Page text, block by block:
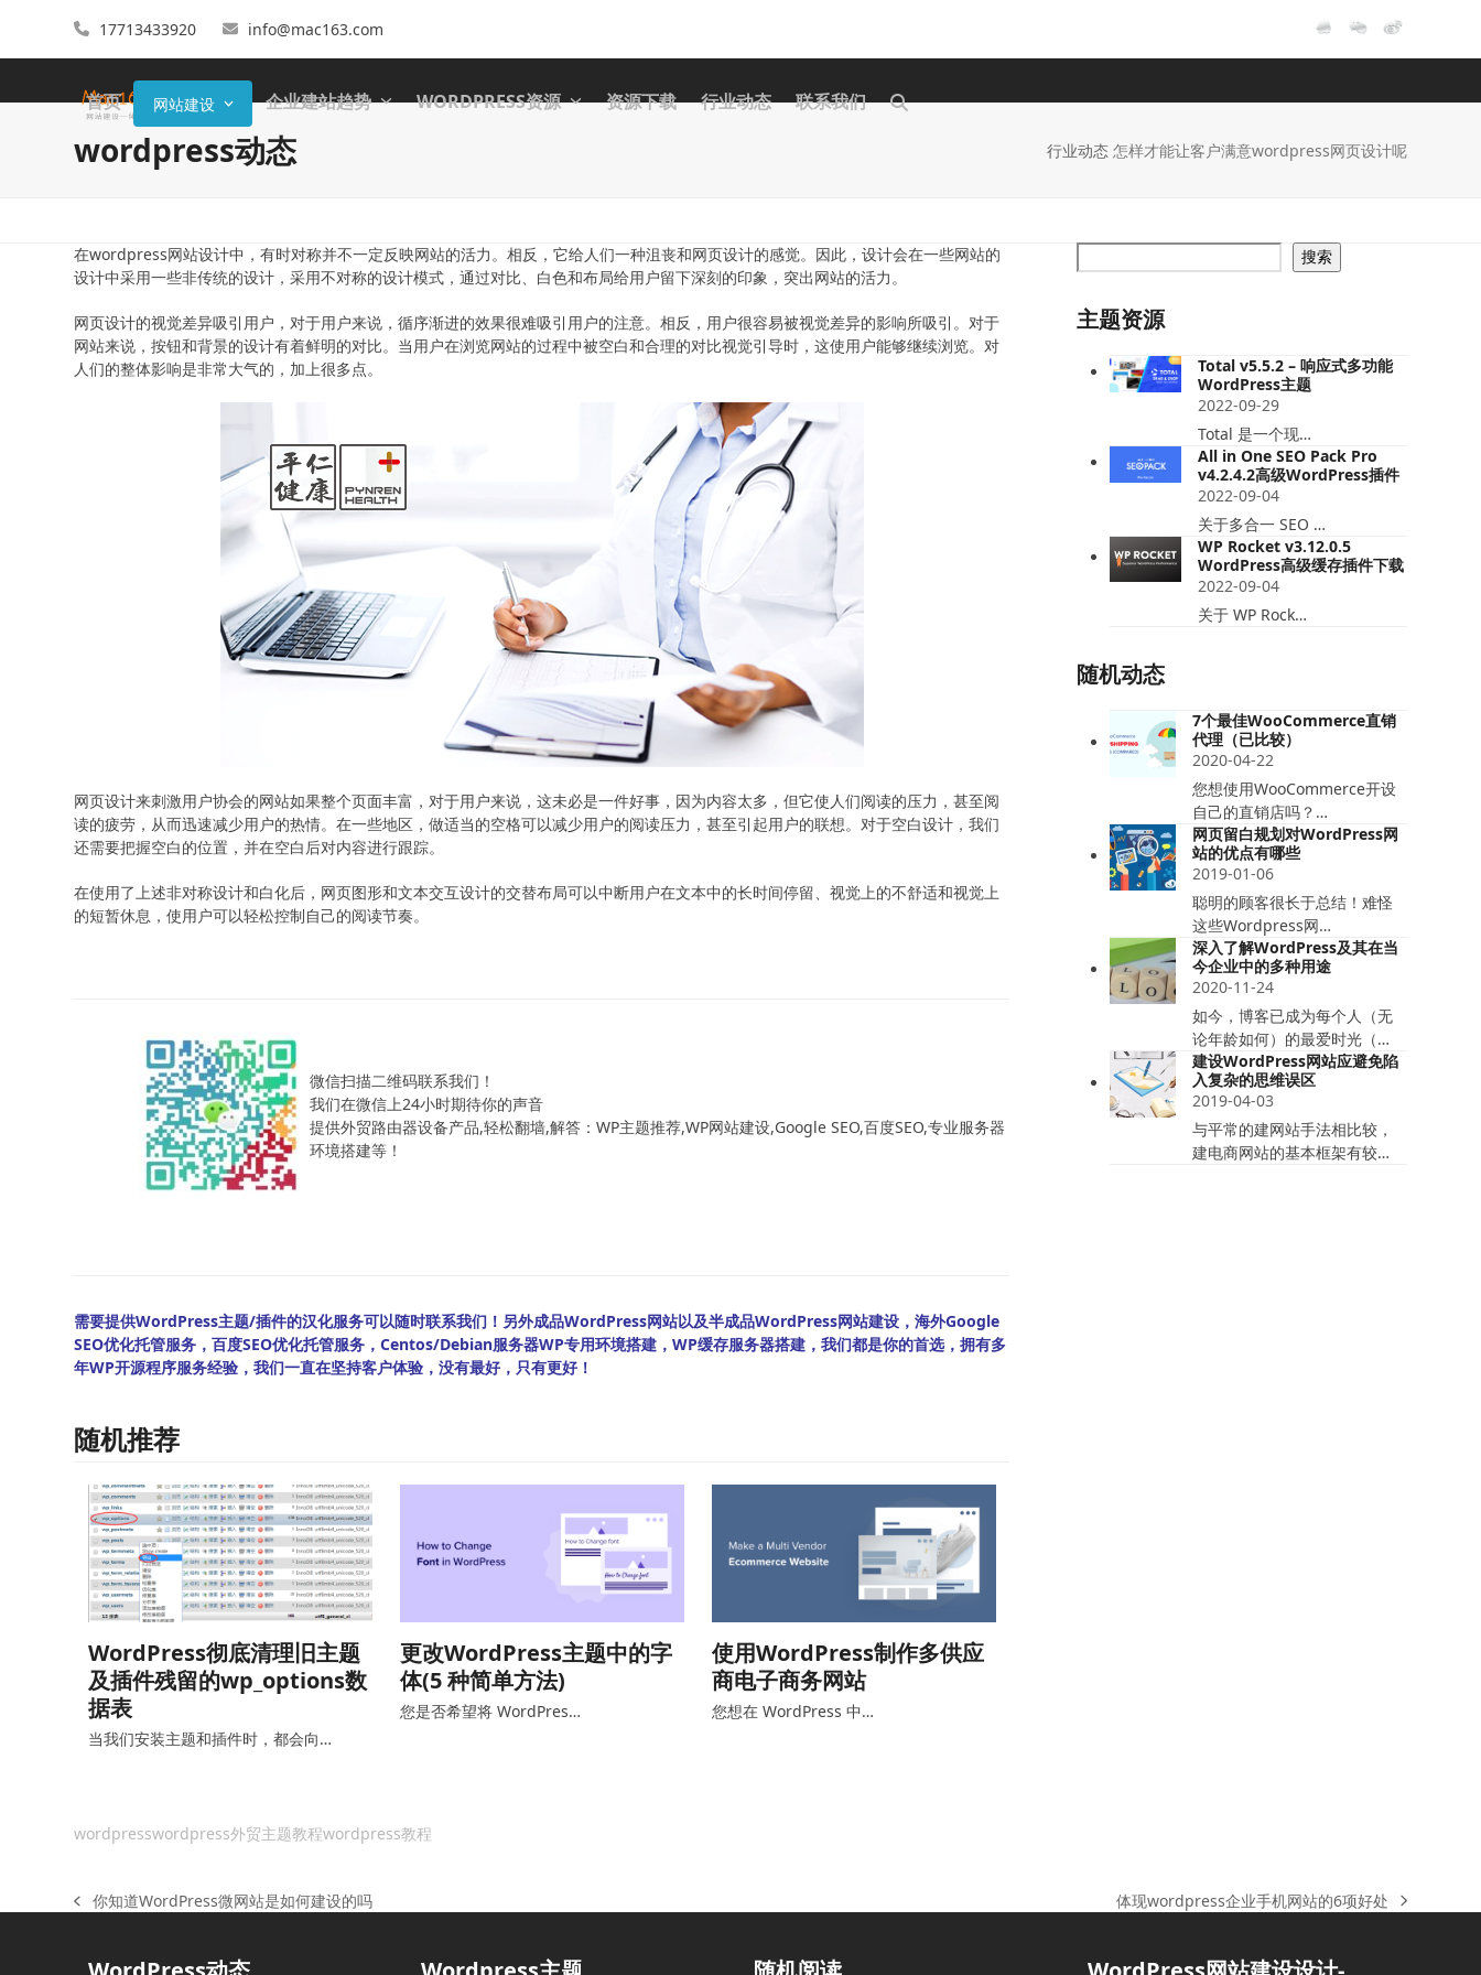
17713433920 info@mac163.com
首页 网站建设 企业建站趋势 WORDPRESS资源 资源下载 行业动态 联系我们
wordpress动态 行业动态 怎样才能让客户满意wordpress网页设计呢
在wordpress网站设计中，有时对称并不一定反映网站的活力。相反，它给人们一种沮丧和网页设计的感觉。因此，设计会在一些网站的
设计中采用一些非传统的设计，采用不对称的设计模式，通过对比、白色和布局给用户留下深刻的印象，突出网站的活力。
网页设计的视觉差异吸引用户，对于用户来说，循序渐进的效果很难吸引用户的注意。相反，用户很容易被视觉差异的影响所吸引。对于
网站来说，按钮和背景的设计有着鲜明的对比。当用户在浏览网站的过程中被空白和合理的对比视觉引导时，这使用户能够继续浏览。对
人们的整体影响是非常大气的，加上很多点。
网页设计来刺激用户协会的网站如果整个页面丰富，对于用户来说，这未必是一件好事，因为内容太多，但它使人们阅读的压力，甚至阅
读的疲劳，从而迅速减少用户的热情。在一些地区，做适当的空格可以减少用户的阅读压力，甚至引起用户的联想。对于空白设计，我们
还需要把握空白的位置，并在空白后对内容进行跟踪。
在使用了上述非对称设计和白化后，网页图形和文本交互设计的交替布局可以中断用户在文本中的长时间停留、视觉上的不舒适和视觉上
的短暂休息，使用户可以轻松控制自己的阅读节奏。
微信扫描二维码联系我们！
我们在微信上24小时期待你的声音
提供外贸路由器设备产品,轻松翻墙,解答：WP主题推荐,WP网站建设,Google SEO,百度SEO,专业服务器
环境搭建等！
需要提供WordPress主题/插件的汉化服务可以随时联系我们！另外成品WordPress网站以及半成品WordPress网站建设，海外Google
SEO优化托管服务，百度SEO优化托管服务，Centos/Debian服务器WP专用环境搭建，WP缓存服务器搭建，我们都是你的首选，拥有多
年WP开源程序服务经验，我们一直在坚持客户体验，没有最好，只有更好！
随机推荐
WordPress彻底清理旧主题
及插件残留的wp_options数
据表
当我们安装主题和插件时，都会向…
更改WordPress主题中的字
体(5 种简单方法)
您是否希望将 WordPres…
使用WordPress制作多供应
商电子商务网站
您想在 WordPress 中…
wordpresswordpress外贸主题教程wordpress教程
搜索
主题资源
Total v5.5.2 – 响应式多功能
WordPress主题
2022-09-29
Total 是一个现…
All in One SEO Pack Pro
v4.2.4.2高级WordPress插件
2022-09-04
关于多合一 SEO …
WP Rocket v3.12.0.5
WordPress高级缓存插件下载
2022-09-04
关于 WP Rock…
随机动态
7个最佳WooCommerce直销
代理（已比较）
2020-04-22
您想使用WooCommerce开设
自己的直销店吗？…
网页留白规划对WordPress网
站的优点有哪些
2019-01-06
聪明的顾客很长于总结！难怪
这些Wordpress网…
深入了解WordPress及其在当
今企业中的多种用途
2020-11-24
如今，博客已成为每个人（无
论年龄如何）的最爱时光（…
建设WordPress网站应避免陷
入复杂的思维误区
2019-04-03
与平常的建网站手法相比较，
建电商网站的基本框架有较…
上你知道WordPress微网站是如何建设的吗
下
体现wordpress企业手机网站的6项好处